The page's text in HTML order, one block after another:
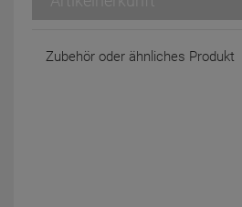
Zubehör oder ähnliches Produkt